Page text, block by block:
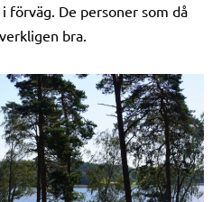
förväg. De personer som då
bra.